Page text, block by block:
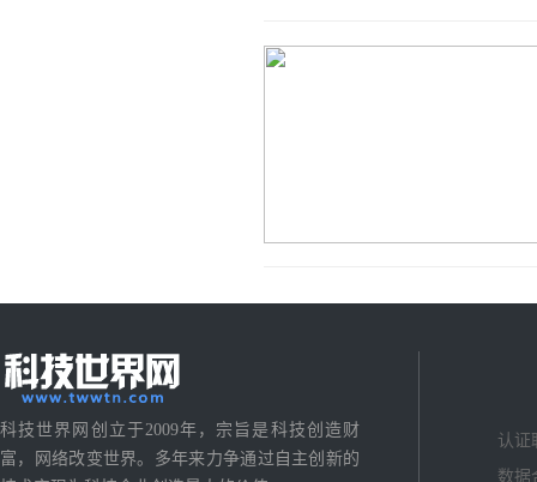
科技世界网创立于2009年，宗旨是科技创造财
富，网络改变世界。多年来力争通过自主创新的
认证
数据